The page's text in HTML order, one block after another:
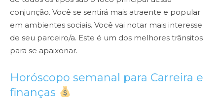
conjunção. Você se sentirá mais atraente e popular
em ambientes sociais. Você vai notar mais interesse
de seu parceiro/a. Este é um dos melhores trânsitos
para se apaixonar.
Horóscopo semanal para Carreira e
finanças